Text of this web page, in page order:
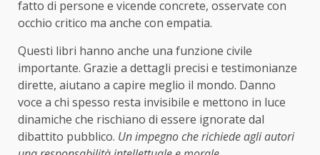
fatto di persone e vicende concrete, osservate con
occhio critico ma anche con empatia.
Questi libri hanno anche una funzione civile
importante. Grazie a dettagli precisi e testimonianze
dirette, aiutano a capire meglio il mondo. Danno
voce a chi spesso resta invisibile e mettono in luce
dinamiche che rischiano di essere ignorate dal
dibattito pubblico. Un impegno che richiede agli autori